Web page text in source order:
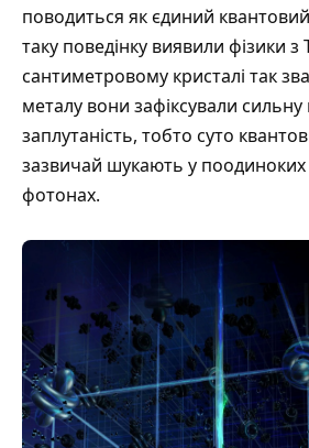
поводиться як єдиний
таку поведінку виявили фізики з
сантиметровому кристалі так
металу вони зафіксували сильну
заплутаність, тобто суто
зазвичай шукають у
фотонах.